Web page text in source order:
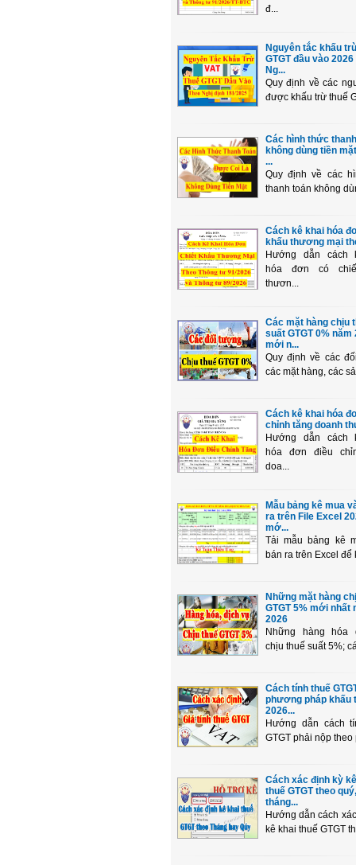
đ...
Nguyên tắc khấu
GTGT đầu vào
Ng...
Quy định về các
được khấu trừ thuế
Các hình thức
không dùng tiền
...
Quy định về các
thanh toán không
Cách kê khai hóa
khấu thương mại
Hướng dẫn cách
hóa đơn có
thươn...
Các mặt hàng chịu
suất GTGT 0% năm
mới n...
Quy định về các
các mặt hàng, các
Cách kê khai hóa
chỉnh tăng doanh
Hướng dẫn cách
hóa đơn điều
doa...
Mẫu bảng kê mua
ra trên File Excel
mớ...
Tải mẫu bảng kê
bán ra trên Excel để
Những mặt hàng
GTGT 5% mới nhất
2026
Những hàng hóa
chịu thuế suất 5%;
Cách tính thuế
phương pháp khấu
2026...
Hướng dẫn cách
GTGT phải nộp theo
Cách xác định kỳ
thuế GTGT theo quý,
tháng...
Hướng dẫn cách
kê khai thuế GTGT